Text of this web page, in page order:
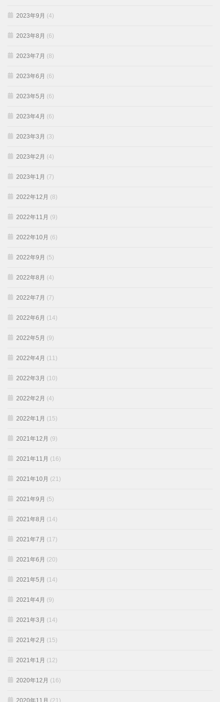
2023年9月 (4)
2023年8月 (6)
2023年7月 (8)
2023年6月 (6)
2023年5月 (6)
2023年4月 (6)
2023年3月 (3)
2023年2月 (4)
2023年1月 (7)
2022年12月 (8)
2022年11月 (9)
2022年10月 (6)
2022年9月 (5)
2022年8月 (4)
2022年7月 (7)
2022年6月 (14)
2022年5月 (9)
2022年4月 (11)
2022年3月 (10)
2022年2月 (4)
2022年1月 (15)
2021年12月 (9)
2021年11月 (16)
2021年10月 (21)
2021年9月 (5)
2021年8月 (14)
2021年7月 (17)
2021年6月 (20)
2021年5月 (14)
2021年4月 (9)
2021年3月 (14)
2021年2月 (15)
2021年1月 (12)
2020年12月 (16)